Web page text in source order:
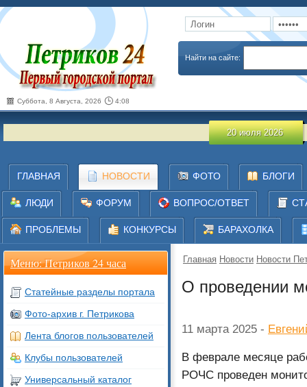
Запомнить Забыли
Найти на сайте:
Суббота, 8 Августа, 2026 4:08
20 июля 2026 О
ГЛАВНАЯ НОВОСТИ ФОТО БЛОГИ
ЛЮДИ ФОРУМ ВОПРОС/ОТВЕТ
ПРОБЛЕМЫ КОНКУРСЫ БАРАХОЛКА
Главная Новости Новости
О проведении
11 марта 2025 -
В феврале месяце
РОЧС проведен
Меню: Петриков 24 часа
Статейные разделы портала
Фото-архив г. Петрикова
Лента блогов пользователей
Клубы пользователей
Универсальный каталог